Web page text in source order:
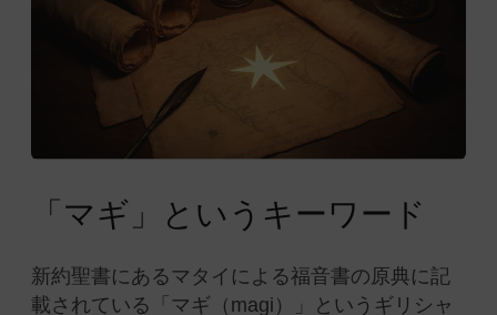
「マギ」というキーワード
新約聖書にあるマタイによる福音書の原典に記
載されている「マギ（magi）」というギリシャ